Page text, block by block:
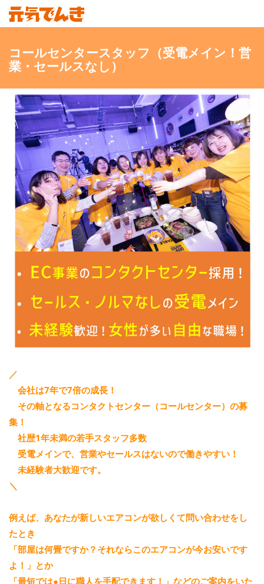
コールセンタースタッフ（受電メイン！営
業・セールスなし）
／
会社は7年で7倍の成長！
その軸となるコンタクトセンター（コールセンター）の募
集！
社歴1年未満の若手スタッフ多数
受電メインで、営業やセールスはないので働きやすい！
未経験者大歓迎です。
＼
例えば、あなたが新しいエアコンが欲しくて問い合わせをし
たとき
「部屋は何畳ですか？それならこのエアコンが今お安いです
よ！」とか
「最短では●日に職人を手配できます！」などのご案内をいた